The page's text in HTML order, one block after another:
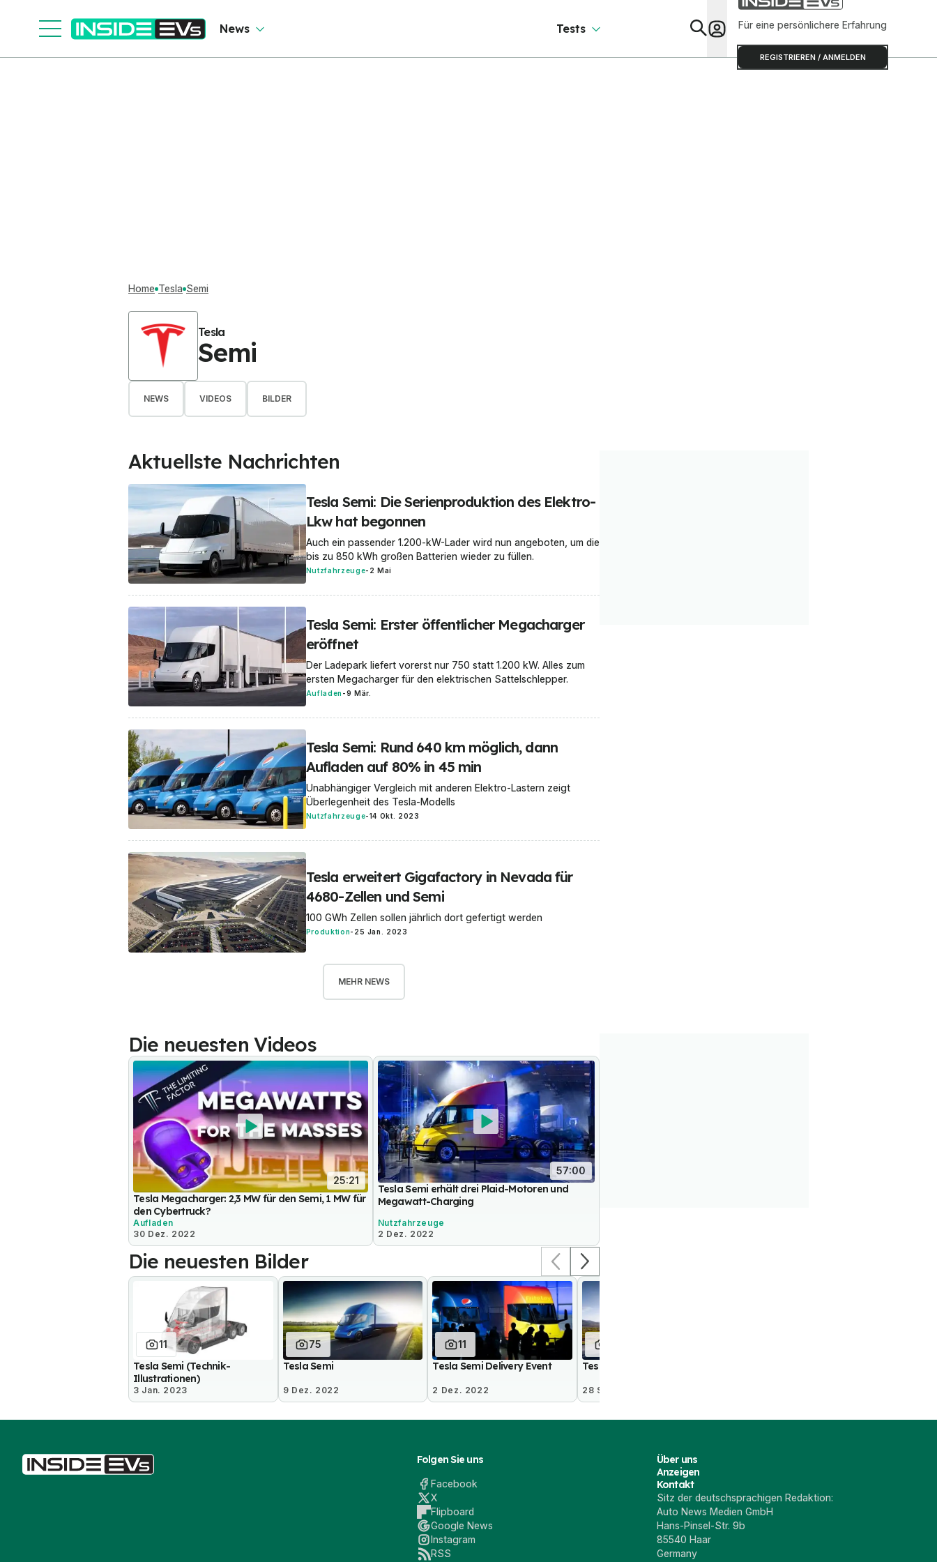
News Tests Für eine persönlichere Erfahrung
REGISTRIEREN / ANMELDEN
Home Tesla Semi
Tesla
Semi
NEWS VIDEOS BILDER
Aktuellste Nachrichten
Tesla Semi: Die Serienproduktion des Elektro-
Lkw hat begonnen
Auch ein passender 1.200-kW-Lader wird nun angeboten, um die
bis zu 850 kWh großen Batterien wieder zu füllen.
Nutzfahrzeuge- 2 Mai
Tesla Semi: Erster öffentlicher Megacharger
eröffnet
Der Ladepark liefert vorerst nur 750 statt 1.200 kW. Alles zum
ersten Megacharger für den elektrischen Sattelschlepper.
Aufladen -9 Mär.
Tesla Semi: Rund 640 km möglich, dann
Aufladen auf 80% in 45 min
Unabhängiger Vergleich mit anderen Elektro-Lastern zeigt
Überlegenheit des Tesla-Modells
Nutzfahrzeuge-14 Okt. 2023
Tesla erweitert Gigafactory in Nevada für
4680-Zellen und Semi
100 GWh Zellen sollen jährlich dort gefertigt werden
Produktion- 25 Jan. 2023
MEHR NEWS
Die neuesten Videos
25:21
Tesla Megacharger: 2,3 MW für den Semi, 1 MW für
den Cybertruck?
Aufladen
30 Dez. 2022
57:00
Tesla Semi erhält drei Plaid-Motoren und
Megawatt-Charging
Nutzfahrzeuge
2 Dez. 2022
Die neuesten Bilder
11
Tesla Semi (Technik-
Illustrationen)
3 Jan. 2023
75
Tesla Semi
9 Dez. 2022
11
Tesla Semi Delivery Event
2 Dez. 2022
Tesla Semi (2023)
28 Sep. 2022
Folgen Sie uns
Facebook
X
Flipboard
Google News
Instagram
RSS
Über uns
Anzeigen
Kontakt
Sitz der deutschsprachigen Redaktion:
Auto News Medien GmbH
Hans-Pinsel-Str. 9b
85540 Haar
Germany